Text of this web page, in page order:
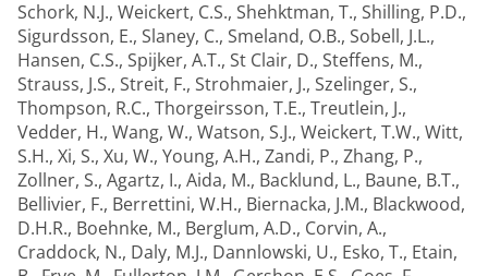
Schork, N.J., Weickert, C.S., Shehktman, T., Shilling, P.D.,
Sigurdsson, E., Slaney, C., Smeland, O.B., Sobell, J.L.,
Hansen, C.S., Spijker, A.T., St Clair, D., Steffens, M.,
Strauss, J.S., Streit, F., Strohmaier, J., Szelinger, S.,
Thompson, R.C., Thorgeirsson, T.E., Treutlein, J.,
Vedder, H., Wang, W., Watson, S.J., Weickert, T.W., Witt,
S.H., Xi, S., Xu, W., Young, A.H., Zandi, P., Zhang, P.,
Zollner, S., Agartz, I., Aida, M., Backlund, L., Baune, B.T.,
Bellivier, F., Berrettini, W.H., Biernacka, J.M., Blackwood,
D.H.R., Boehnke, M., Berglum, A.D., Corvin, A.,
Craddock, N., Daly, M.J., Dannlowski, U., Esko, T., Etain,